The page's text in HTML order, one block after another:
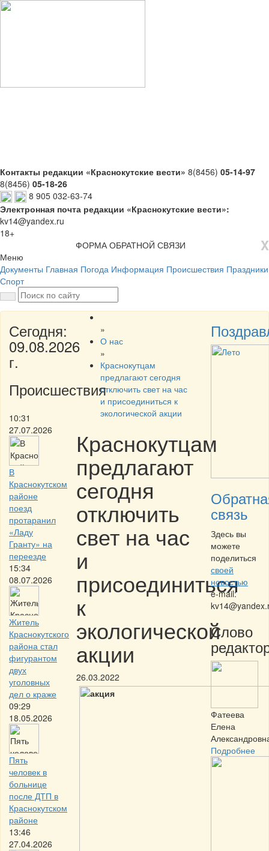
Контакты редакции «Краснокутские вести» 8(8456) 05-14-97
8(8456) 05-18-26
8 905 032-63-74
Электронная почта редакции «Краснокутские вести»:
kv14@yandex.ru
18+
X
ФОРМА ОБРАТНОЙ СВЯЗИ
Меню
Документы Главная Погода Информация Происшествия Праздники
Спорт
Сегодня:
09.08.2026
г.
Происшествия
10:31
27.07.2026
В
Краснокутском
районе
поезд
протаранил
«Ладу
Гранту» на
переезде
15:34
08.07.2026
Житель
Краснокутского
района стал
фигурантом
двух
уголовных
дел о краже
09:29
18.05.2026
Пять
человек в
больнице
после ДТП в
Краснокутском
районе
13:46
27.04.2026
»
О нас
»
Краснокутцам
предлагают сегодня
отключить свет на час
и присоединиться к
экологической акции
Краснокутцам
предлагают
сегодня
отключить
свет на час
и
присоединиться
к
экологической
акции
26.03.2022
связь
Здесь вы
можете
поделиться
своей
новостью
e-mail:
Слово
Фатеева
Елена
Подробнее